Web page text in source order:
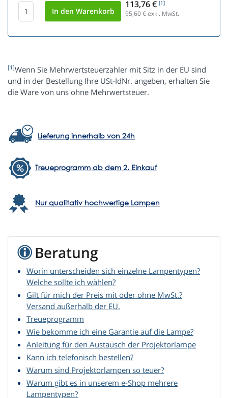
113,76 € [1]
95,60€ exkl. MwSt.
[1]Wenn Sie Mehrwertsteuerzahler mit Sitz in der EU sind
und in der Bestellung Ihre USt-IdNr. angeben, erhalten Sie
die Ware von uns ohne Mehrwertsteuer.
Lieferung innerhalb von 24h
Treueprogramm ab dem 2. Einkauf
Nur qualitativ hochwertige Lampen
Beratung
Worin unterscheiden sich einzelne Lampentypen?
Welche sollte ich wählen?
Gilt für mich der Preis mit oder ohne MwSt.?
Versand außerhalb der EU.
Treueprogramm
Wie bekomme ich eine Garantie auf die Lampe?
Anleitung für den Austausch der Projektorlampe
Kann ich telefonisch bestellen?
Warum sind Projektorlampen so teuer?
Warum gibt es in unserem e-Shop mehrere
Lampentypen?